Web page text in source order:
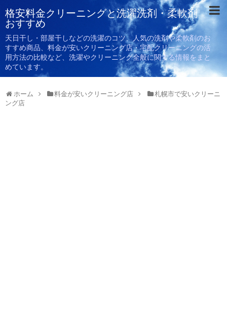
格安料金クリーニングと洗濯洗剤・柔軟剤
おすすめ
天日干し・部屋干しなどの洗濯のコツ、人気の洗剤や柔軟剤のお
すすめ商品、料金が安いクリーニング店・宅配クリーニングの活
用方法の比較など、洗濯やクリーニング全般に関する情報をまと
めています。
ホーム 料金が安いクリーニング店
札幌市で安いクリーニ
ング店